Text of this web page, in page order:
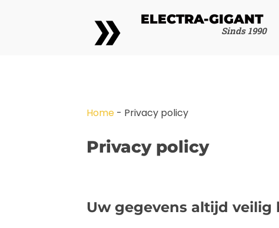
ELECTRA-GIGANT
Sinds 1990
Home - Privacy policy
Privacy policy
Uw gegevens altijd veilig